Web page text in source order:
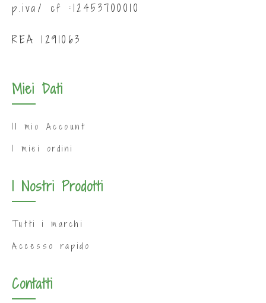
p.iva/ cf :12453700010
REA 1291063
Miei Dati
Il mio Account
I miei ordini
I Nostri Prodotti
Tutti i marchi
Accesso rapido
Contatti